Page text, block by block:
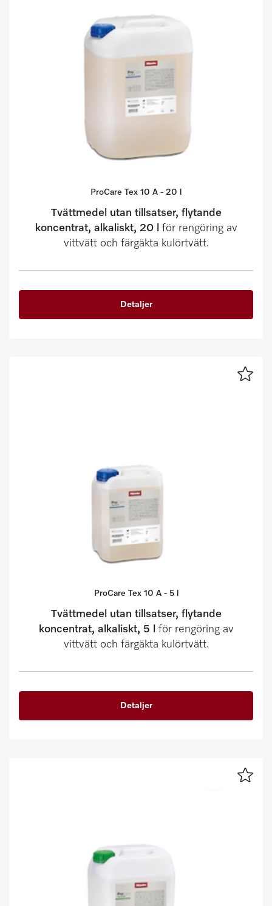
ProCare Tex 10 A - 20 l
Tvättmedel utan tillsatser, flytande
koncentrat, alkaliskt, 20 l för rengöring av
vittvätt och färgäkta kulörtvätt.
Detaljer
ProCare Tex 10 A - 5 l
Tvättmedel utan tillsatser, flytande
koncentrat, alkaliskt, 5 l för rengöring av
vittvätt och färgäkta kulörtvätt.
Detaljer